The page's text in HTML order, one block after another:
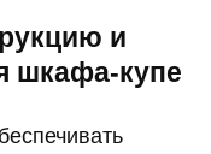
и
шкафа-купе